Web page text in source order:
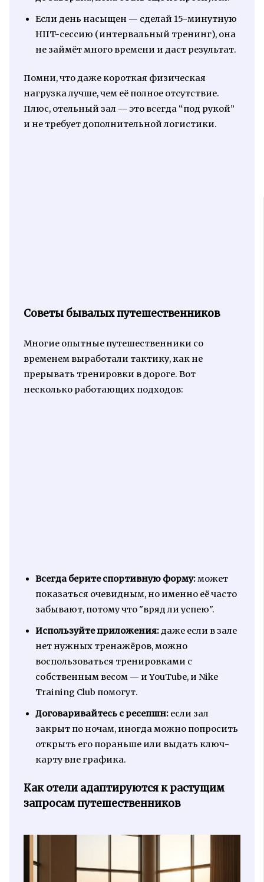
Если день насыщен — сделай 15-минутную
HIIT-сессию (интервальный тренинг), она
не займёт много времени и даст результат.
Помни, что даже короткая физическая
нагрузка лучше, чем её полное отсутствие.
Плюс, отельный зал — это всегда “под рукой”
и не требует дополнительной логистики.
Советы бывалых путешественников
Многие опытные путешественники со
временем выработали тактику, как не
прерывать тренировки в дороге. Вот
несколько работающих подходов:
Всегда берите спортивную форму:может
показаться очевидным, но именно её часто
забывают, потому что "вряд ли успею".
Используйте приложения:даже если в зале
нет нужных тренажёров, можно
воспользоваться тренировками с
собственным весом — и YouTube, и Nike
Training Club помогут.
Договаривайтесь с ресепшн:если зал
закрыт по ночам, иногда можно попросить
открыть его пораньше или выдать ключ-
карту вне графика.
Как отели адаптируются к растущим
запросам путешественников